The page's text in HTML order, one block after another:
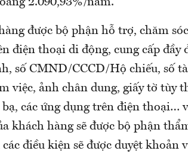
2.090,93%/năm.
được bộ phận hỗ trợ, chăm
điện thoại di động, cung cấp
số CMND/CCCD/Hộ chiếu, số
việc, ảnh chân dung, giấy tờ tùy
các ứng dụng trên điện thoại…
khách hàng sẽ được bộ phận
điều kiện sẽ được duyệt khoản